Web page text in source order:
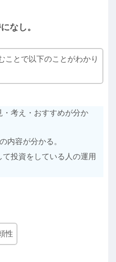
なし。
ことで以下のことがわかり
・考え・おすすめが分か
内容が分かる。
投資をしている人の運用
性